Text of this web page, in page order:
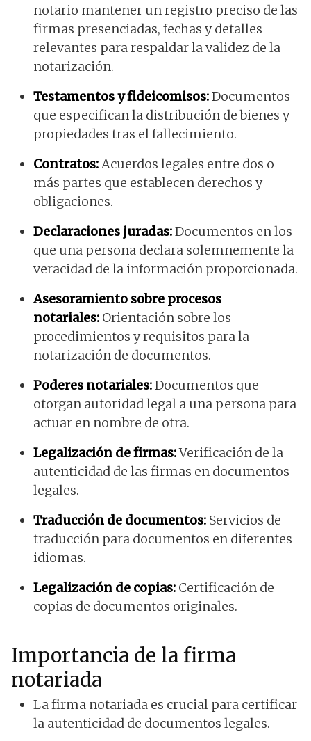
notario mantener un registro preciso de las
firmas presenciadas, fechas y detalles
relevantes para respaldar la validez de la
notarización.
Testamentos y fideicomisos:Documentos
que especifican la distribución de bienes y
propiedades tras el fallecimiento.
Contratos:Acuerdos legales entre dos o
más partes que establecen derechos y
obligaciones.
Declaraciones juradas:Documentos en los
que una persona declara solemnemente la
veracidad de la información proporcionada.
Asesoramiento sobre procesos
notariales: Orientación sobre los
procedimientos y requisitos para la
notarización de documentos.
Poderes notariales:Documentos que
otorgan autoridad legal a una persona para
actuar en nombre de otra.
Legalización de firmas:Verificación de la
autenticidad de las firmas en documentos
legales.
Traducción de documentos: Servicios de
traducción para documentos en diferentes
idiomas.
Legalización de copias: Certificación de
copias de documentos originales.
Importancia de la firma
notariada
La firma notariada es crucial para certificar
la autenticidad de documentos legales.